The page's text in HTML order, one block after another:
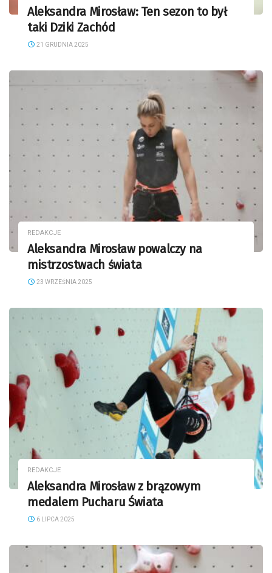
Aleksandra Mirosław: Ten sezon to był
taki Dziki Zachód
21 GRUDNIA 2025
REDAKCJE
Aleksandra Mirosław powalczy na
mistrzostwach świata
23 WRZEŚNIA 2025
REDAKCJE
Aleksandra Mirosław z brązowym
medalem Pucharu Świata
6 LIPCA 2025